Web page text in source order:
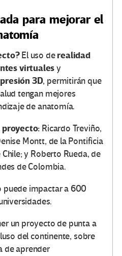
para mejorar el
El uso derealidad
virtualesy
3D, permitirán que
tengan mejores
de anatomía.
proyecto: Ricardo Treviño,
Montt, de la Pontificia
y Roberto Rueda, de
de Colombia.
puede impactar a 600
un proyecto de punta a
del continente, sobre
de aprender